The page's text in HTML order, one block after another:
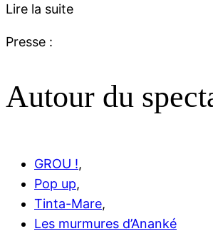
Lire la suite
Presse :
Autour du
GROU !,
Pop up,
Tinta-Mare,
Les murmures d’Ananké